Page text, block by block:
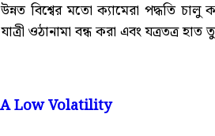
বিশ্বের মতো ক্যামেরা পদ্ধতি
ওঠানামা বন্ধ করা এবং যত্রতত্র
Low Volatility